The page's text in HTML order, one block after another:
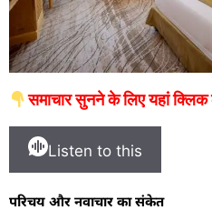
समाचार सुनने के लिए यहां
Listen to this
परिचय और नवाचार का संकेत